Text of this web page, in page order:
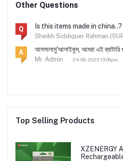
Other Questions
Q Is this items made in china..?
Sheikh Siddiquer Rahman
A আসসালামু'আলাইকুম, আমরা এই ব্যাটারি
Mr. Admin 24-09-2025 13:06pm
Top Selling Products
XZENERGY